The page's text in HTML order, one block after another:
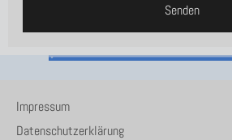
Senden
Impressum
Datenschutzerklärung